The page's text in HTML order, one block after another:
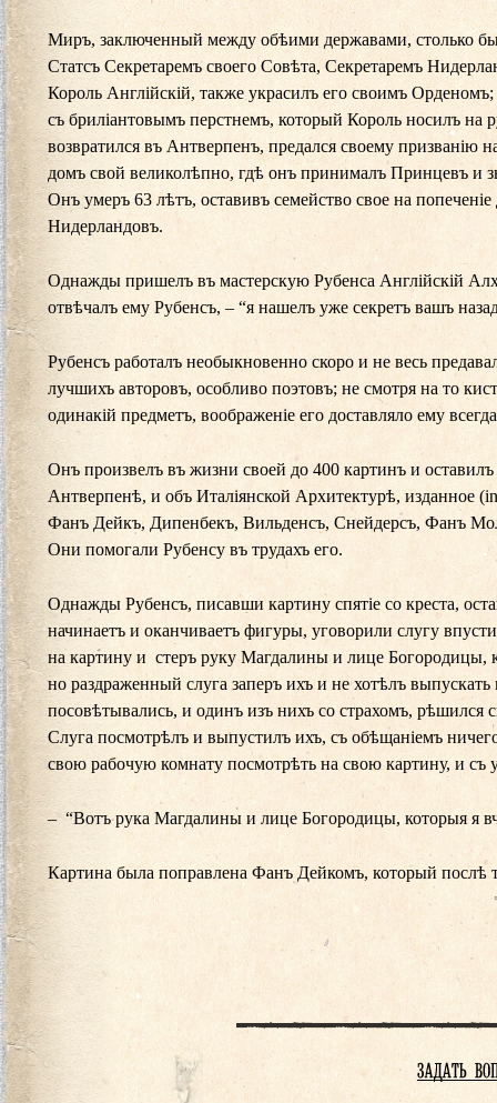
Миръ, заключенный между обѣими державами, столько
Статсъ Секретаремъ своего Совѣта, Секретаремъ
Король Англійскій, также украсилъ его своимъ
съ бриліантовымъ перстнемъ, который Король носилъ на
возвратился въ Антверпенъ, предался своему призванію
домъ свой великолѣпно, гдѣ онъ принималъ Принцевъ и
Онъ умеръ 63 лѣтъ, оставивъ семейство свое на
Нидерландовъ.
Однажды пришелъ въ мастерскую Рубенса Англійскій
отвѣчалъ ему Рубенсъ, – “я нашелъ уже секретъ вашъ
Рубенсъ работалъ необыкновенно скоро и не весь
лучшихъ авторовъ, особливо поэтовъ; не смотря на то
одинакій предметъ, воображеніе его доставляло ему
Онъ произвелъ въ жизни своей до 400 картинъ и
Антверпенѣ, и объ Италіянской Архитектурѣ, изданное
Фанъ Дейкъ, Дипенбекъ, Вильденсъ, Снейдерсъ, Фанъ
Они помогали Рубенсу въ трудахъ его.
Однажды Рубенсъ, писавши картину спятіе со креста,
начинаетъ и оканчиваетъ фигуры, уговорили слугу
на картину и стеръ руку Магдалины и лице Богородицы,
но раздраженный слуга заперъ ихъ и не хотѣлъ
посовѣтывались, и одинъ изъ нихъ со страхомъ, рѣшился
Слуга посмотрѣлъ и выпустилъ ихъ, съ обѣщаніемъ
свою рабочую комнату посмотрѣть на свою картину, и съ
– “Вотъ рука Мaгдалины и лице Богородицы, которыя я
Картина была поправлена Фанъ Дейкомъ, который послѣ